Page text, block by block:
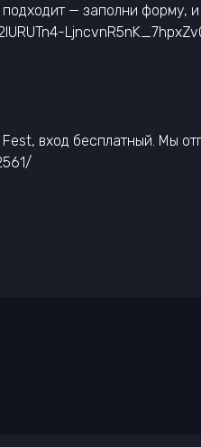
— заполни
вход бесплатный. Мы